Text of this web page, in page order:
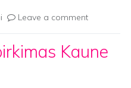
Leave a comment
Kaune